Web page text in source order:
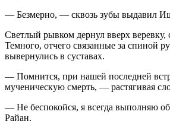
— Безмерно, — сквозь зубы выдавил
Светлый рывком дернул вверх веревку,
Темного, отчего связанные за спиной
вывернулись в суставах.
— Помнится, при нашей последней
мученическую смерть, — растягивая
— Не беспокойся, я всегда выполняю
Райан.